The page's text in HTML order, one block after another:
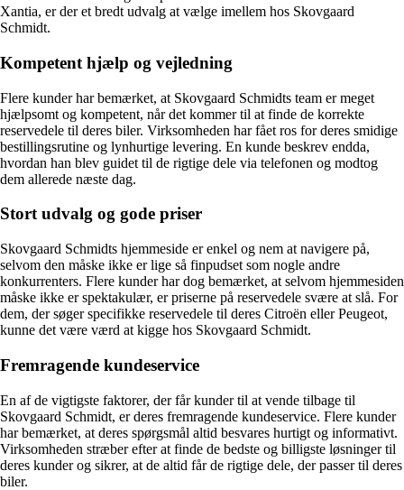
Xantia, er der et bredt udvalg at vælge imellem hos Skovgaard
Schmidt.
Kompetent hjælp og vejledning
Flere kunder har bemærket, at Skovgaard Schmidts team er meget
hjælpsomt og kompetent, når det kommer til at finde de korrekte
reservedele til deres biler. Virksomheden har fået ros for deres smidige
bestillingsrutine og lynhurtige levering. En kunde beskrev endda,
hvordan han blev guidet til de rigtige dele via telefonen og modtog
dem allerede næste dag.
Stort udvalg og gode priser
Skovgaard Schmidts hjemmeside er enkel og nem at navigere på,
selvom den måske ikke er lige så finpudset som nogle andre
konkurrenters. Flere kunder har dog bemærket, at selvom hjemmesiden
måske ikke er spektakulær, er priserne på reservedele svære at slå. For
dem, der søger specifikke reservedele til deres Citroën eller Peugeot,
kunne det være værd at kigge hos Skovgaard Schmidt.
Fremragende kundeservice
En af de vigtigste faktorer, der får kunder til at vende tilbage til
Skovgaard Schmidt, er deres fremragende kundeservice. Flere kunder
har bemærket, at deres spørgsmål altid besvares hurtigt og informativt.
Virksomheden stræber efter at finde de bedste og billigste løsninger til
deres kunder og sikrer, at de altid får de rigtige dele, der passer til deres
biler.